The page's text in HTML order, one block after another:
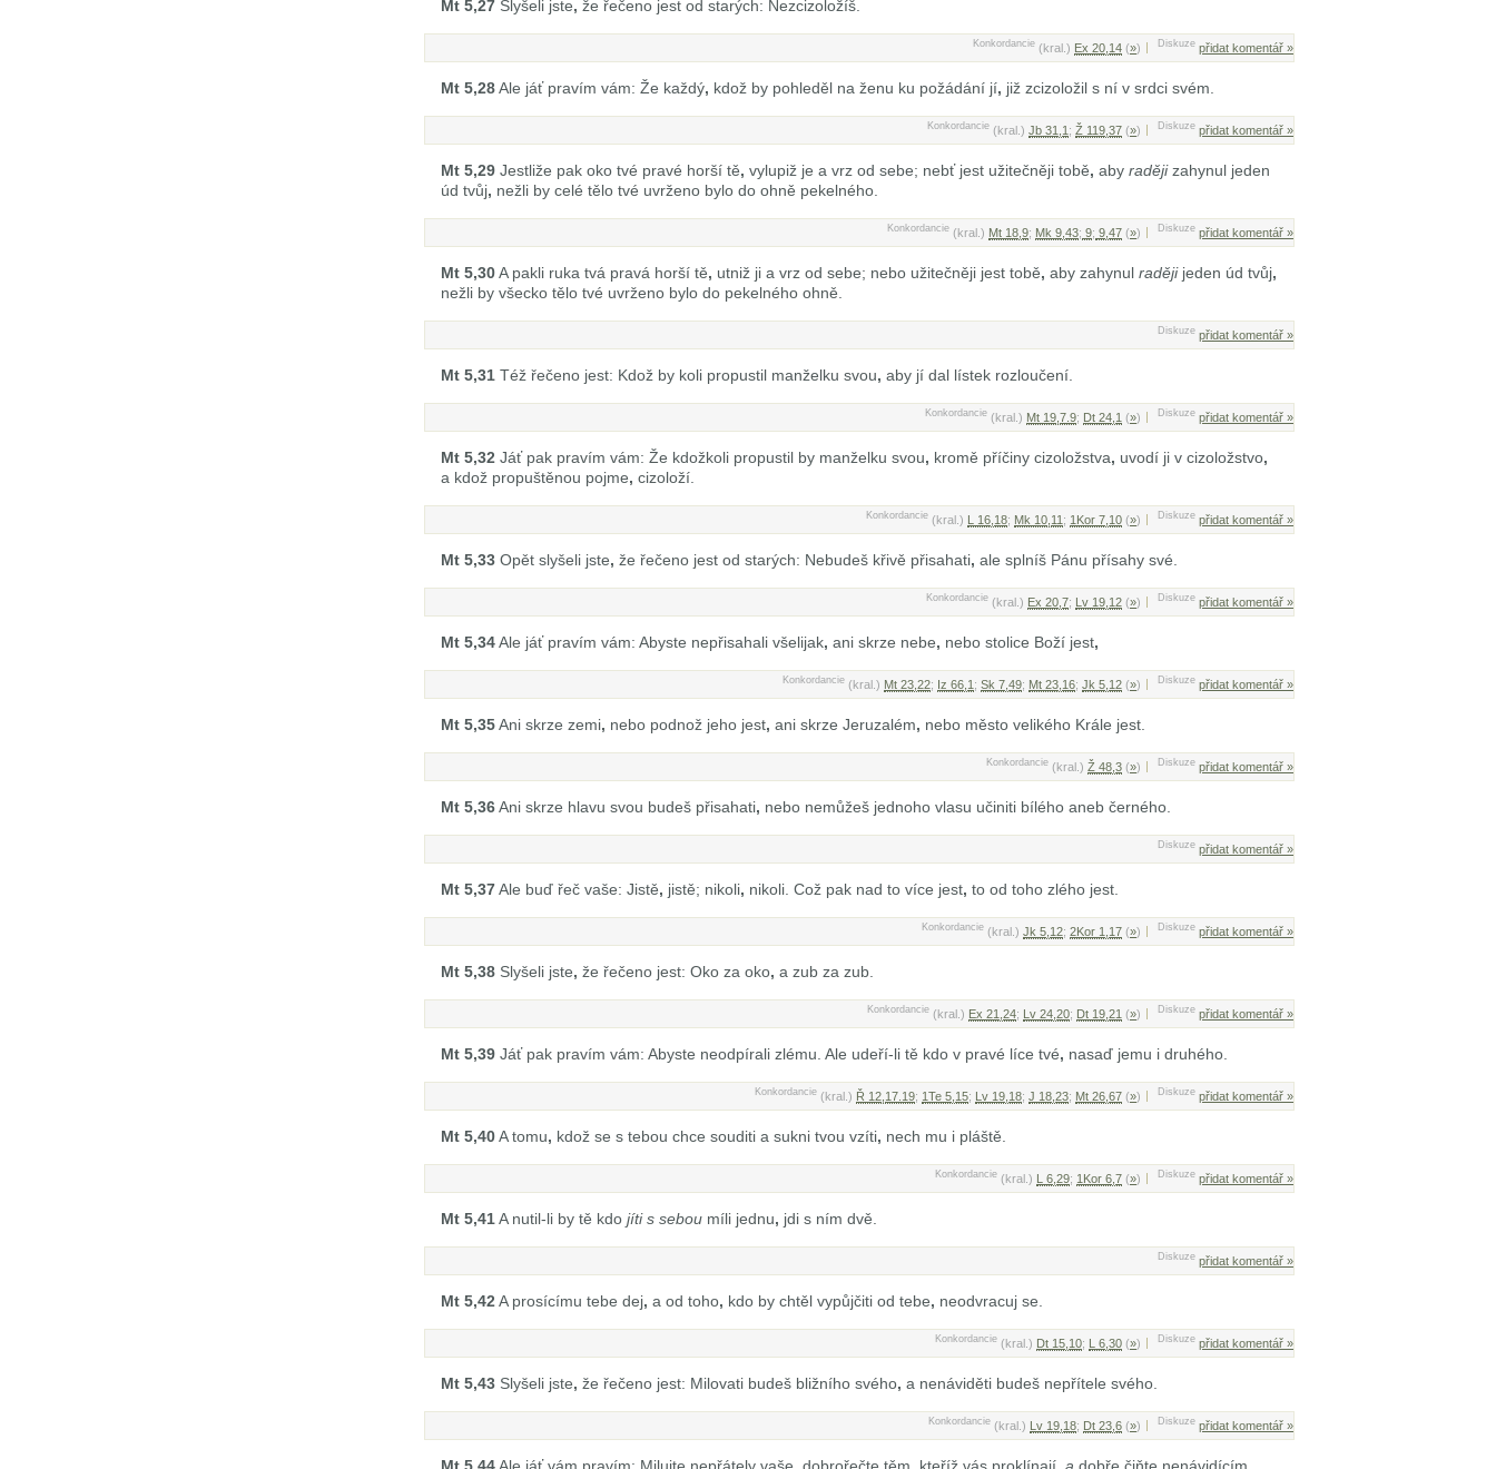
Mt 5,27 Slyšeli jste, že řečeno jest od starých: Nezcizoložíš.
Konkordancie (kral.) Ex 20,14 (») Diskuze přidat komentář »
Mt 5,28 Ale jáť pravím vám: Že každý, kdož by pohleděl na ženu ku požádání jí, již zcizoložil s ní v srdci svém.
Konkordancie (kral.) Jb 31,1 ; Ž 119,37 (») Diskuze přidat komentář »
Mt 5,29 Jestliže pak oko tvé pravé horší tě, vylupiž je a vrz od sebe; nebť jest užitečněji tobě, aby radějizahynul jeden
úd tvůj, nežli by celé tělo tvé uvrženo bylo do ohně pekelného.
Konkordancie (kral.) Mt 18,9; Mk 9,43; 9; 9,47 (») Diskuze přidat komentář »
Mt 5,30 A pakli ruka tvá pravá horší tě, utniž ji a vrz od sebe; nebo užitečněji jest tobě, aby zahynul radějijeden úd tvůj,
nežli by všecko tělo tvé uvrženo bylo do pekelného ohně.
Diskuze přidat komentář »
Mt 5,31 Též řečeno jest: Kdož by koli propustil manželku svou, aby jí dal lístek rozloučení.
Konkordancie (kral.) Mt 19,7.9; Dt 24,1 (») Diskuze přidat komentář »
Mt 5,32 Jáť pak pravím vám: Že kdožkoli propustil by manželku svou, kromě příčiny cizoložstva, uvodí ji v cizoložstvo,
a kdož propuštěnou pojme, cizoloží.
Konkordancie (kral.) L 16,18; Mk 10,11 ; 1Kor 7,10 (») Diskuze přidat komentář »
Mt 5,33 Opět slyšeli jste, že řečeno jest od starých: Nebudeš křivě přisahati, ale splníš Pánu přísahy své.
Konkordancie (kral.) Ex 20,7; Lv 19,12 (») Diskuze přidat komentář »
Mt 5,34 Ale jáť pravím vám: Abyste nepřisahali všelijak, ani skrze nebe, nebo stolice Boží jest,
Konkordancie (kral.) Mt 23,22; Iz 66,1 ; Sk 7,49; Mt 23,16; Jk 5,12 (») Diskuze přidat komentář »
Mt 5,35 Ani skrze zemi, nebo podnož jeho jest, ani skrze Jeruzalém, nebo město velikého Krále jest.
Konkordancie (kral.) Ž 48,3 (») Diskuze přidat komentář »
Mt 5,36 Ani skrze hlavu svou budeš přisahati, nebo nemůžeš jednoho vlasu učiniti bílého aneb černého.
Diskuze přidat komentář »
Mt 5,37 Ale buď řeč vaše: Jistě, jistě; nikoli, nikoli. Což pak nad to více jest, to od toho zlého jest.
Konkordancie (kral.) Jk 5,12; 2Kor 1,17 (») Diskuze přidat komentář »
Mt 5,38 Slyšeli jste, že řečeno jest: Oko za oko, a zub za zub.
Konkordancie (kral.) Ex 21,24; Lv 24,20; Dt 19,21 (») Diskuze přidat komentář »
Mt 5,39 Jáť pak pravím vám: Abyste neodpírali zlému. Ale udeří-li tě kdo v pravé líce tvé, nasaď jemu i druhého.
Konkordancie (kral.) Ř 12,17.19; 1Te 5,15; Lv 19,18; J 18,23; Mt 26,67 (») Diskuze přidat komentář »
Mt 5,40 A tomu, kdož se s tebou chce souditi a sukni tvou vzíti, nech mu i pláště.
Konkordancie (kral.) L 6,29; 1Kor 6,7 (») Diskuze přidat komentář »
Mt 5,41 A nutil-li by tě kdo jíti s sebou míli jednu, jdi s ním dvě.
Diskuze přidat komentář »
Mt 5,42 A prosícímu tebe dej, a od toho, kdo by chtěl vypůjčiti od tebe, neodvracuj se.
Konkordancie (kral.) Dt 15,10; L 6,30 (») Diskuze přidat komentář »
Mt 5,43 Slyšeli jste, že řečeno jest: Milovati budeš bližního svého, a nenáviděti budeš nepřítele svého.
Konkordancie (kral.) Lv 19,18; Dt 23,6 (») Diskuze přidat komentář »
Mt 5,44 Ale jáť vám pravím: Milujte nepřátely vaše dobrořečte těm kteříž vás proklínají a dobře čiňte nenávidícím